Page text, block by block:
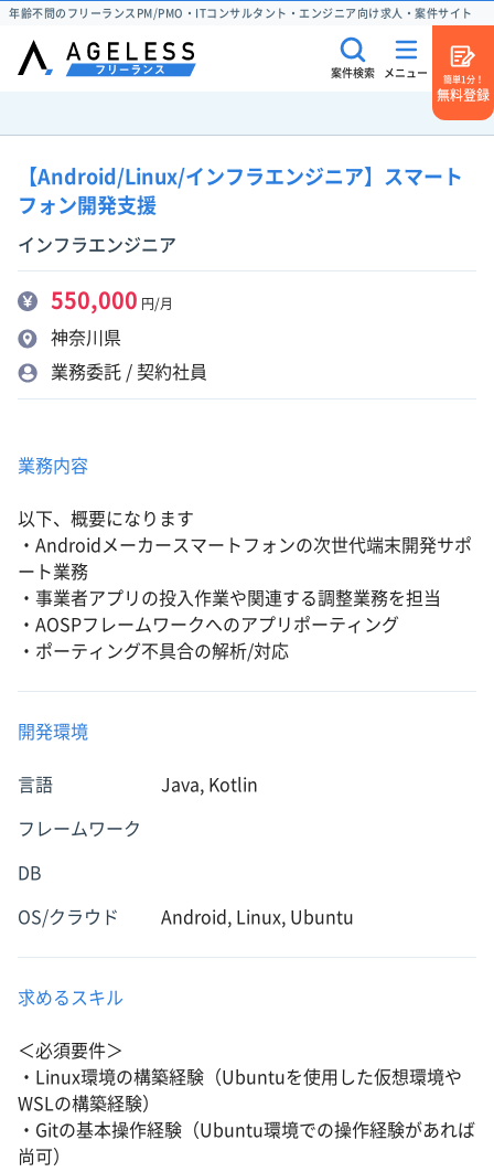
年齢不問のフリーランスPM/PMO・ITコンサルタント・エンジニア向け求人・案件サイト
案件検索 メニュー
簡単1分！
無料登録
【Android/Linux/インフラエンジニア】スマート
フォン開発支援
インフラエンジニア
550,000 円/月
神奈川県
業務委託 / 契約社員
業務内容
以下、概要になります
・Androidメーカースマートフォンの次世代端末開発サポ
ート業務
・事業者アプリの投入作業や関連する調整業務を担当
・AOSPフレームワークへのアプリポーティング
・ポーティング不具合の解析/対応
開発環境
言語 Java, Kotlin
フレームワーク
DB
OS/クラウド Android, Linux, Ubuntu
求めるスキル
＜必須要件＞
・Linux環境の構築経験（Ubuntuを使用した仮想環境や
WSLの構築経験）
・Gitの基本操作経験（Ubuntu環境での操作経験があれば
尚可）